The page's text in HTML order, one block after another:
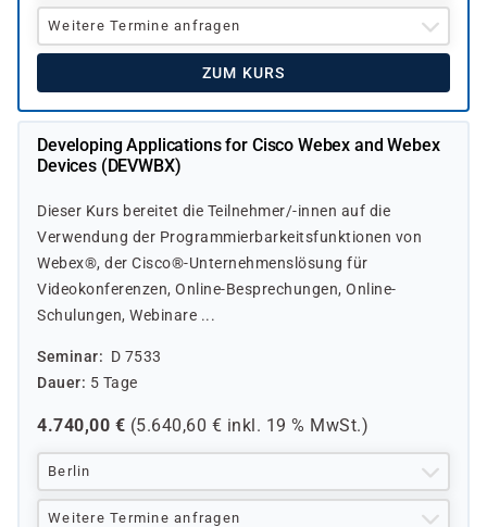
Weitere Termine anfragen
ZUM KURS
Developing Applications for Cisco Webex and Webex
Devices (DEVWBX)
Dieser Kurs bereitet die Teilnehmer/-innen auf die
Verwendung der Programmierbarkeitsfunktionen von
Webex®, der Cisco®-Unternehmenslösung für
Videokonferenzen, Online-Besprechungen, Online-
Schulungen, Webinare ...
Seminar
D 7533
Dauer
5 Tage
4.740,00 € (5.640,60 € inkl. 19 % MwSt.)
Berlin
Weitere Termine anfragen